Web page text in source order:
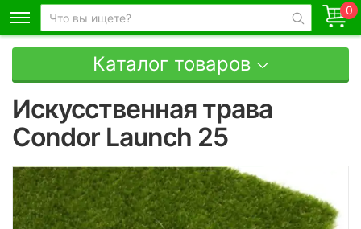
0
Каталог товаров
Искусственная трава
Condor Launch 25